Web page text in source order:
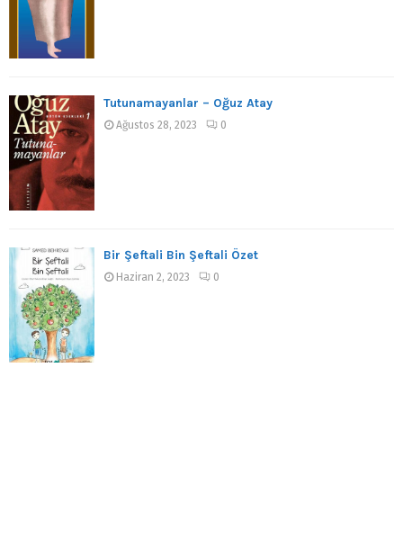
Tutunamayanlar – Oğuz Atay
Ağustos 28, 2023 0
Bir Şeftali Bin Şeftali Özet
Haziran 2, 2023 0